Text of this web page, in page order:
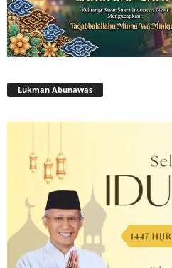
Lukman Abunawas